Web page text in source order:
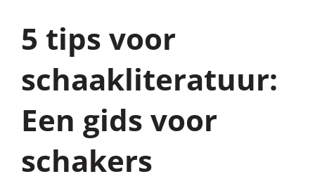
5 tips voor
schaakliteratuur:
Een gids voor
schakers